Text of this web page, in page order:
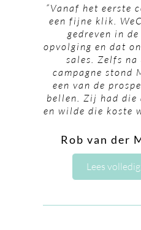
“Vanaf het eerste
een fijne klik.
gedreven in
opvolging en dat
sales. Zelfs
campagne stond
een van de
bellen. Zij had die
en wilde die koste
Rob van der
Lees